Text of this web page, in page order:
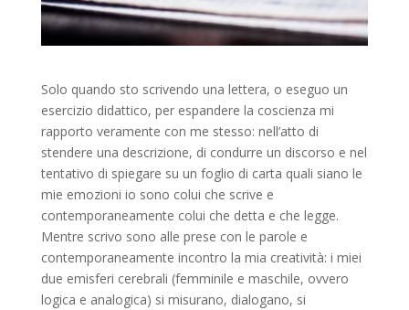
Solo quando sto scrivendo una lettera, o eseguo un
esercizio didattico, per espandere la coscienza mi
rapporto veramente con me stesso: nell’atto di
stendere una descrizione, di condurre un discorso e nel
tentativo di spiegare su un foglio di carta quali siano le
mie emozioni io sono colui che scrive e
contemporaneamente colui che detta e che legge.
Mentre scrivo sono alle prese con le parole e
contemporaneamente incontro la mia creatività: i miei
due emisferi cerebrali (femminile e maschile, ovvero
logica e analogica) si misurano, dialogano, si